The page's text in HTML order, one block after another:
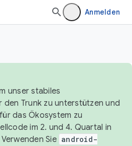
Anmelden
unser stabiles
den Trunk zu unterstützen und
das Ökosystem zu
im 2. und 4. Quartal in
Sie android-